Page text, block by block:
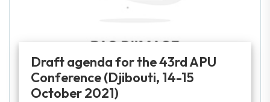
Draft agenda for the 43rd APU
Conference (Djibouti, 14-15
October 2021)